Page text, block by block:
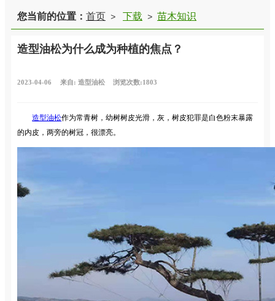
您当前的位置： 首页 > 下载 > 苗木知识
造型油松为什么成为种植的焦点？
2023-04-06 来自:造型油松 浏览次数:1803
造型油松作为常青树，幼树树皮光滑，灰，树皮犯罪是白色粉末暴露
的内皮，两旁的树冠，很漂亮。